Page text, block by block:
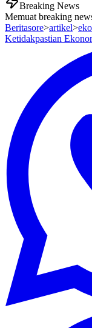
Breaking News
Memuat breaking
Beritasore>artikel>
Ketidakpastian